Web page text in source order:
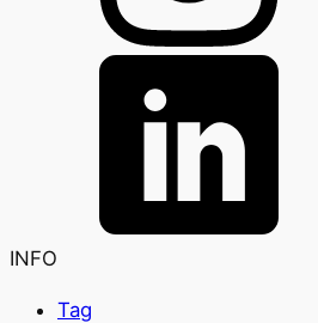
INFO
Tag